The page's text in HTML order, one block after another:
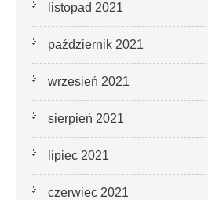
listopad 2021
październik 2021
wrzesień 2021
sierpień 2021
lipiec 2021
czerwiec 2021